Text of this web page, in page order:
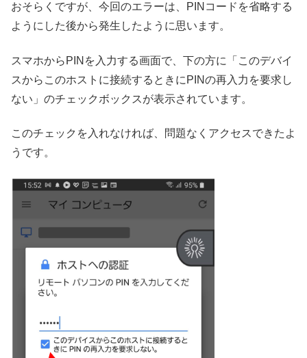
おそらくですが、今回のエラーは、PINコードを省略する
ようにした後から発生したように思います。
スマホからPINを入力する画面で、下の方に「このデバイ
スからこのホストに接続するときにPINの再入力を要求し
ない」のチェックボックスが表示されています。
このチェックを入れなければ、問題なくアクセスできたよ
うです。